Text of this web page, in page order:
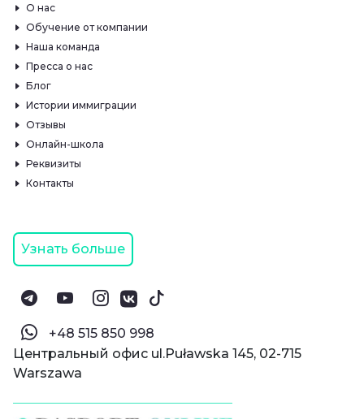
О нас
Обучение от компании
Наша команда
Пресса о нас
Блог
Истории иммиграции
Отзывы
Онлайн-школа
Реквизиты
Контакты
Узнать больше
‪+48 515 850 998‬
Центральный офис ul.Puławska 145, 02-715
Warszawa